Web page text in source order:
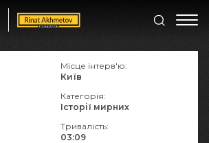
Місце інтерв'ю:
Київ
Категорія:
Історії мирних
Тривалість:
03:09